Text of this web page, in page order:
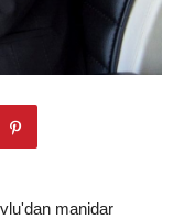
manidar